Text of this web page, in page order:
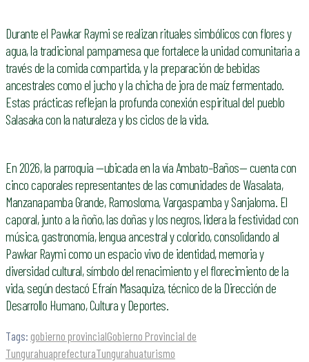
Durante el Pawkar Raymi se realizan rituales simbólicos con flores y
agua, la tradicional pampamesa que fortalece la unidad comunitaria a
través de la comida compartida, y la preparación de bebidas
ancestrales como el jucho y la chicha de jora de maíz fermentado.
Estas prácticas reflejan la profunda conexión espiritual del pueblo
Salasaka con la naturaleza y los ciclos de la vida.
En 2026, la parroquia —ubicada en la vía Ambato–Baños— cuenta con
cinco caporales representantes de las comunidades de Wasalata,
Manzanapamba Grande, Ramosloma, Vargaspamba y Sanjaloma. El
caporal, junto a la ñoño, las doñas y los negros, lidera la festividad con
música, gastronomía, lengua ancestral y colorido, consolidando al
Pawkar Raymi como un espacio vivo de identidad, memoria y
diversidad cultural, símbolo del renacimiento y el florecimiento de la
vida, según destacó Efraín Masaquiza, técnico de la Dirección de
Desarrollo Humano, Cultura y Deportes.
Tags: gobierno provincialGobierno Provincial de
TungurahuaprefecturaTungurahuaturismo